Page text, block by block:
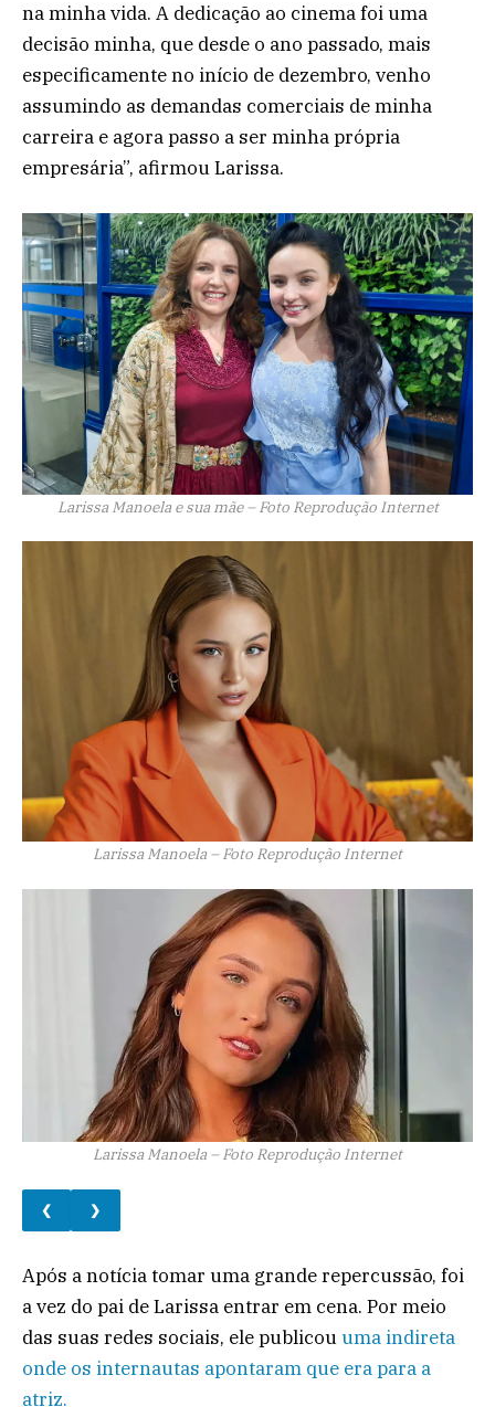
na minha vida. A dedicação ao cinema foi uma
decisão minha, que desde o ano passado, mais
especificamente no início de dezembro, venho
assumindo as demandas comerciais de minha
carreira e agora passo a ser minha própria
empresária”, afirmou Larissa.
Larissa Manoela e sua mãe – Foto Reprodução Internet
Larissa Manoela – Foto Reprodução Internet
Larissa Manoela – Foto Reprodução Internet
❮ ❯
Após a notícia tomar uma grande repercussão, foi
a vez do pai de Larissa entrar em cena. Por meio
das suas redes sociais, ele publicouuma indireta
onde os internautas apontaram que era para a
atriz.